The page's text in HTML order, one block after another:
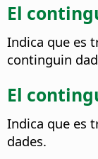
El
Indica que es
continguin
El
Indica que es
dades.